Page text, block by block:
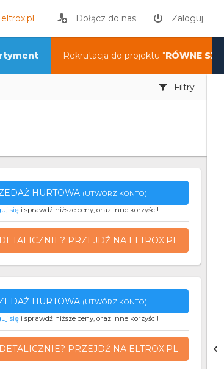
eltrox.pl Dołącz do nas Zaloguj
Rekrutacja do projektu "RÓWNE
Filtry
HURTOWA (UTWÓRZ KONTO)
sięi sprawdź niższe ceny, oraz inne korzyści!
PRZEJDŹ NA ELTROX.PL
HURTOWA (UTWÓRZ KONTO)
sięi sprawdź niższe ceny, oraz inne korzyści!
PRZEJDŹ NA ELTROX.PL